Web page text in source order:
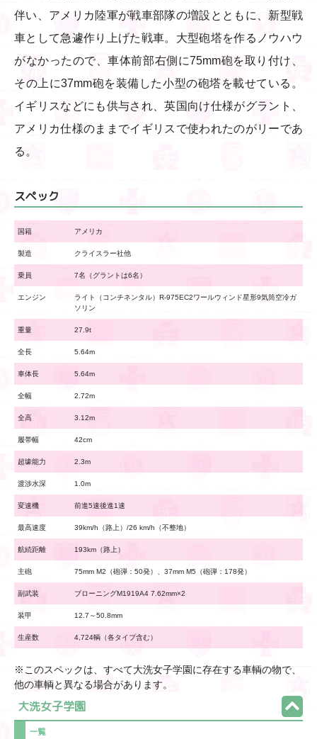
伴い、アメリカ陸軍が戦車部隊の増設とともに、新型戦
車として急遽作り上げた戦車。大型砲塔を作るノウハウ
がなかったので、車体前部右側に75mm砲を取り付け、
その上に37mm砲を装備した小型の砲塔を載せている。
イギリスなどにも供与され、英国向け仕様がグラント、
アメリカ仕様のままでイギリスで使われたのがリーであ
る。
スペック
国籍 アメリカ
製造 クライスラー社他
乗員 7名（グラントは6名）
エンジン
ライト（コンチネンタル）R-975EC2ワールウィンド星形9気筒空冷ガ
ソリン
重量 27.9t
全長 5.64m
車体長 5.64m
全幅 2.72m
全高 3.12m
履帯幅 42cm
超壕能力 2.3m
渡渉水深 1.0m
変速機 前進5速後進1速
最高速度 39km/h（路上）/26 km/h（不整地）
航続距離 193km（路上）
主砲 75mm M2（砲弾：50発）、37mm M5（砲弾：178発）
副武装 ブローニングM1919A4 7.62mm×2
装甲 12.7～50.8mm
生産数 4,724輌（各タイプ含む）
※このスペックは、すべて大洗女子学園に存在する車輌の物で、
他の車輌と異なる場合があります。
大洗女子学園
一覧